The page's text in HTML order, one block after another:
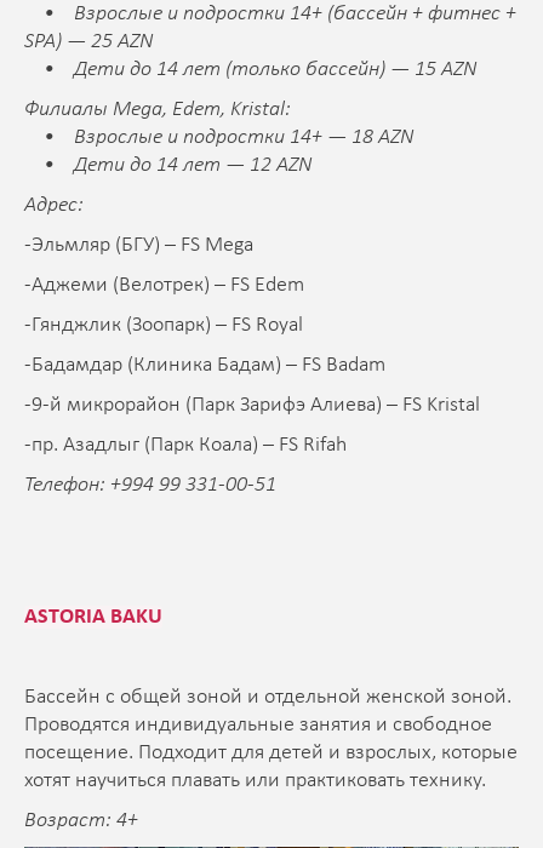
• Взрослые и подростки 14+ (бассейн + фитнес +
SPA) — 25 AZN
• Дети до 14 лет (только бассейн) — 15 AZN
Филиалы Mega, Edem, Kristal:
• Взрослые и подростки 14+ — 18 AZN
• Дети до 14 лет — 12 AZN
Адрес:
-Эльмляр (БГУ) – FS Mega
-Аджеми (Велотрек) – FS Edem
-Гянджлик (Зоопарк) – FS Royal
-Бадамдар (Клиника Бадам) – FS Badam
-9-й микрорайон (Парк Зарифэ Алиева) – FS Kristal
-пр. Азадлыг (Парк Коала) – FS Rifah
Телефон: +994 99 331-00-51
ASTORIA BAKU
Бассейн с общей зоной и отдельной женской зоной.
Проводятся индивидуальные занятия и свободное
посещение. Подходит для детей и взрослых, которые
хотят научиться плавать или практиковать технику.
Возраст: 4+